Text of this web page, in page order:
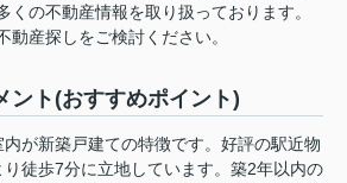
くの不動産情報を取り扱っております。
動産探しをご検討ください。
ント(おすすめポイント)
が新築戸建ての特徴です。好評の駅近物
徒歩7分に立地しています。築2年以内の